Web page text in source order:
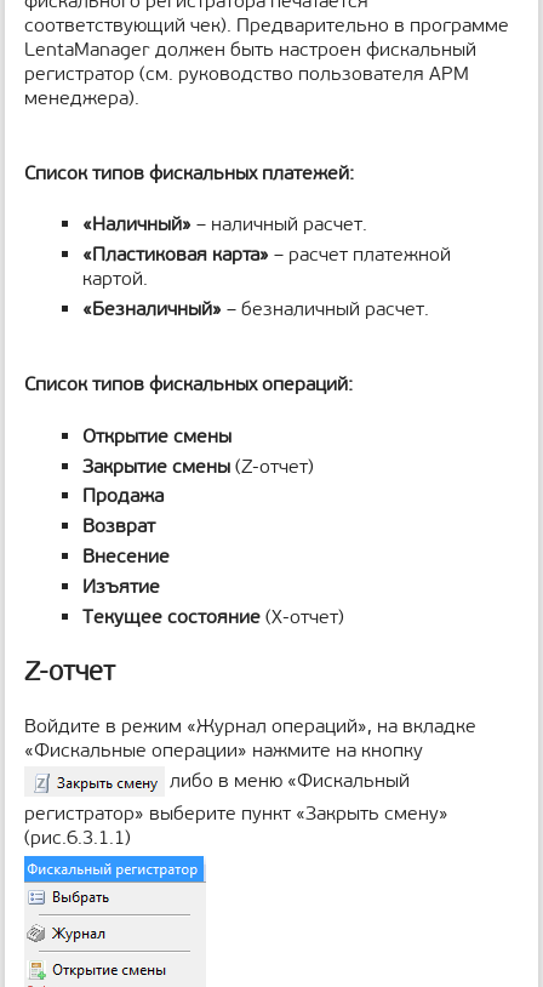
соответствующий чек). Предварительно в программе
LentaManager должен быть настроен фискальный
регистратор (см. руководство пользователя АРМ
менеджера).
Список типов фискальных платежей:
«Наличный» – наличный расчет.
«Пластиковая карта» – расчет платежной
картой.
«Безналичный» – безналичный расчет.
Список типов фискальных операций:
Открытие смены
Закрытие смены (Z-отчет)
Продажа
Возврат
Внесение
Изъятие
Текущее состояние (X-отчет)
Z-отчет
Войдите в режим «Журнал операций», на вкладке
«Фискальные операции» нажмите на кнопку
либо в меню «Фискальный
регистратор» выберите пункт «Закрыть смену»
(рис.6.3.1.1)